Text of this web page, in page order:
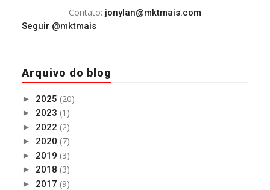
Contato: jonylan@mktmais.com
Seguir @mktmais
Arquivo do blog
► 2025 (20)
► 2023 (1)
► 2022 (2)
► 2020 (7)
► 2019 (3)
► 2018 (3)
► 2017 (9)